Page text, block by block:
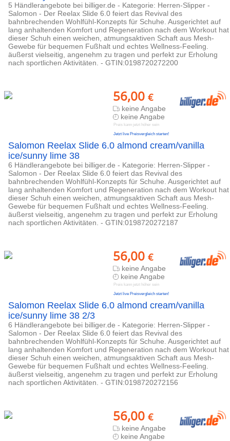
5 Händlerangebote bei billiger.de - Kategorie: Herren-Slipper -
Salomon - Der Reelax Slide 6.0 feiert das Revival des
bahnbrechenden Wohlfühl-Konzepts für Schuhe. Ausgerichtet auf
lang anhaltenden Komfort und Regeneration nach dem Workout hat
dieser Schuh einen weichen, atmungsaktiven Schaft aus Mesh-
Gewebe für bequemen Fußhalt und echtes Wellness-Feeling.
äußerst vielseitig, angenehm zu tragen und perfekt zur Erholung
nach sportlichen Aktivitäten. - GTIN:0198720272200
56,00 €
keine Angabe
keine Angabe
Preis kann jetzt höher sein
Jetzt live Preisvergleich starten!
Salomon Reelax Slide 6.0 almond cream/vanilla
ice/sunny lime 38
6 Händlerangebote bei billiger.de - Kategorie: Herren-Slipper -
Salomon - Der Reelax Slide 6.0 feiert das Revival des
bahnbrechenden Wohlfühl-Konzepts für Schuhe. Ausgerichtet auf
lang anhaltenden Komfort und Regeneration nach dem Workout hat
dieser Schuh einen weichen, atmungsaktiven Schaft aus Mesh-
Gewebe für bequemen Fußhalt und echtes Wellness-Feeling.
äußerst vielseitig, angenehm zu tragen und perfekt zur Erholung
nach sportlichen Aktivitäten. - GTIN:0198720272187
56,00 €
keine Angabe
keine Angabe
Preis kann jetzt höher sein
Jetzt live Preisvergleich starten!
Salomon Reelax Slide 6.0 almond cream/vanilla
ice/sunny lime 38 2/3
6 Händlerangebote bei billiger.de - Kategorie: Herren-Slipper -
Salomon - Der Reelax Slide 6.0 feiert das Revival des
bahnbrechenden Wohlfühl-Konzepts für Schuhe. Ausgerichtet auf
lang anhaltenden Komfort und Regeneration nach dem Workout hat
dieser Schuh einen weichen, atmungsaktiven Schaft aus Mesh-
Gewebe für bequemen Fußhalt und echtes Wellness-Feeling.
äußerst vielseitig, angenehm zu tragen und perfekt zur Erholung
nach sportlichen Aktivitäten. - GTIN:0198720272156
56,00 €
keine Angabe
keine Angabe